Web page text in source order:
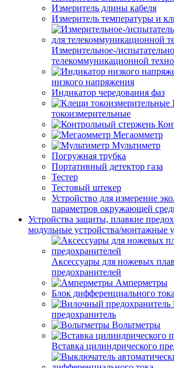
Измеритель длины кабеля
Измеритель температуры и
Измерительное-/
телекоммуникационной
низкого напряжения
Индикатор чередования фаз
токоизмерительные
Мегаомметр
Мультиметр
Погружная трубка
Портативный детектор газа
Тестер
Тестовый штекер
Устройство для измерение
параметров окружающей
Устройства защиты, плавкие
модульные устройства/монтажные
Аксессуары для ножевых
предохранителей
Амперметры
Блок дифференциального тока
предохранитель
Вольтметры
Вставка цилиндрического